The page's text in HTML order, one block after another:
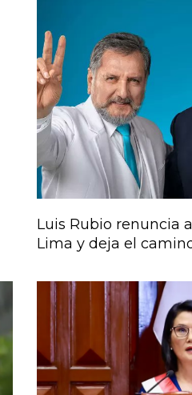
Luis Rubio renuncia
Lima y deja el